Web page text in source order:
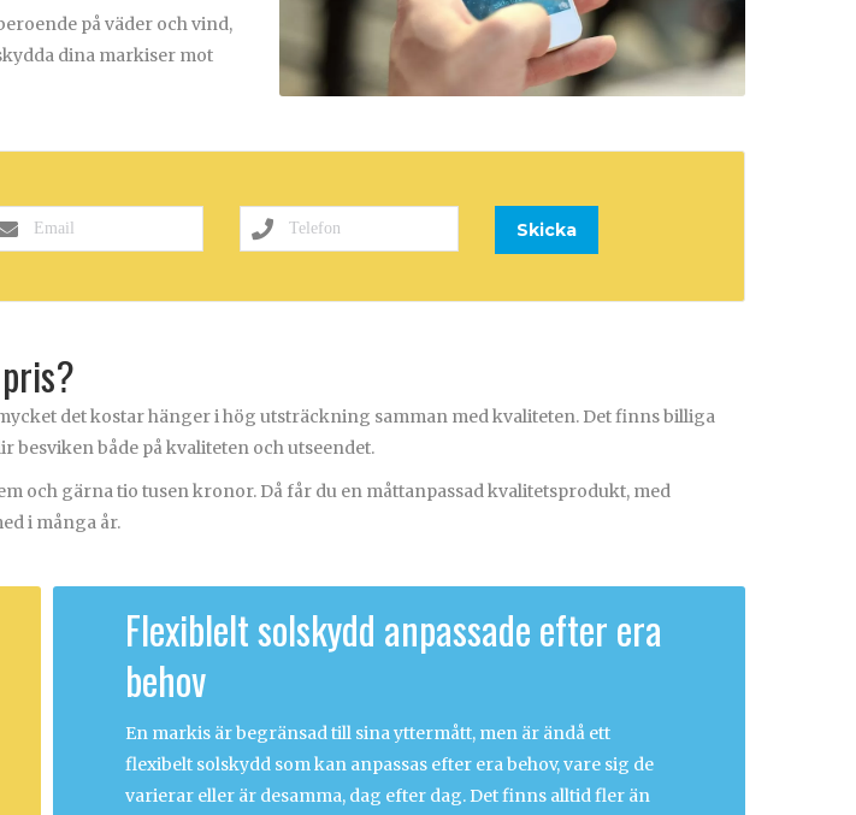
på väder och vind,
dina markiser mot
det kostar hänger i hög utsträckning samman med kvaliteten. Det finns billiga
besviken både på kvaliteten och utseendet.
och gärna tio tusen kronor. Då får du en måttanpassad kvalitetsprodukt, med
i många år.
Flexiblelt solskydd anpassade efter era
behov
En markis är begränsad till sina yttermått, men är ändå ett
flexibelt solskydd som kan anpassas efter era behov, vare sig de
varierar eller är desamma, dag efter dag. Det finns alltid fler än